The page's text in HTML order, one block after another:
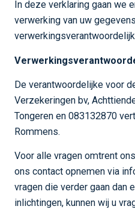
In deze verklaring gaan we
verwerking van uw
De verantwoordelijke voor
Verzekeringen bv,
Tongeren en 083132870
Rommens.
Voor alle vragen omtrent
ons contact opnemen via
vragen die verder gaan dan
inlichtingen, kunnen wij u